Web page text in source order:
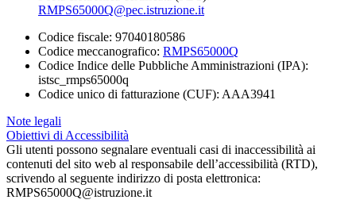
RMPS65000Q@pec.istruzione.it
Codice fiscale: 97040180586
Codice meccanografico: RMPS65000Q
Codice Indice delle Pubbliche Amministrazioni (IPA):
istsc_rmps65000q
Codice unico di fatturazione (CUF): AAA3941
Note legali
Obiettivi di Accessibilità
Gli utenti possono segnalare eventuali casi di inaccessibilità ai
contenuti del sito web al responsabile dell’accessibilità (RTD),
scrivendo al seguente indirizzo di posta elettronica:
RMPS65000Q@istruzione.it